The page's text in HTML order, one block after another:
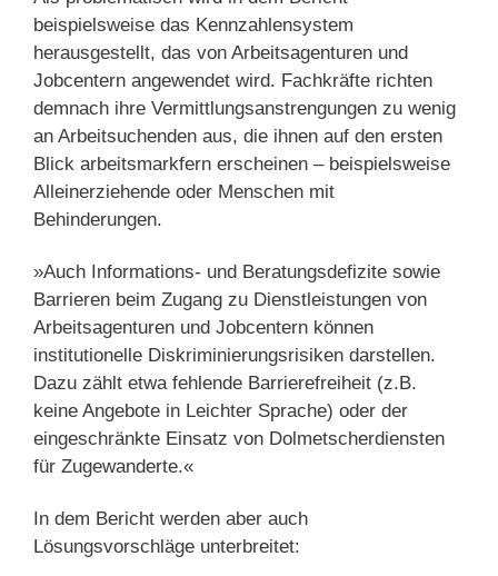
beispielsweise das Kennzahlensystem
herausgestellt, das von Arbeitsagenturen und
Jobcentern angewendet wird. Fachkräfte richten
demnach ihre Vermittlungsanstrengungen zu wenig
an Arbeitsuchenden aus, die ihnen auf den ersten
Blick arbeitsmarkfern erscheinen – beispielsweise
Alleinerziehende oder Menschen mit
Behinderungen.
»Auch Informations- und Beratungsdefizite sowie
Barrieren beim Zugang zu Dienstleistungen von
Arbeitsagenturen und Jobcentern können
institutionelle Diskriminierungsrisiken darstellen.
Dazu zählt etwa fehlende Barrierefreiheit (z.B.
keine Angebote in Leichter Sprache) oder der
eingeschränkte Einsatz von Dolmetscherdiensten
für Zugewanderte.«
In dem Bericht werden aber auch
Lösungsvorschläge unterbreitet: